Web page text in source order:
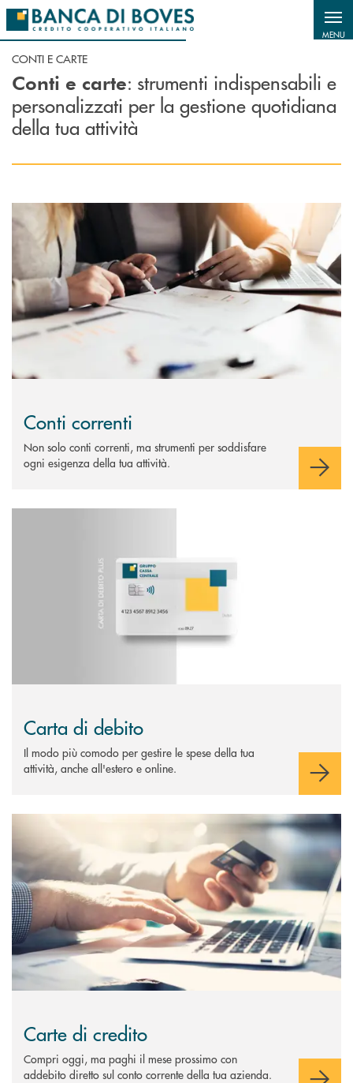
Salta al contenuto principale
MENU
CONTI E CARTE
Conti e carte: strumenti indispensabili e
personalizzati per la gestione quotidiana
della tua attività
Scopri di più Conti correnti
Conti correnti
Non solo conti correnti, ma strumenti per soddisfare
ogni esigenza della tua attività.
Carta di debito
Il modo più comodo per gestire le spese della tua
attività, anche all'estero e online.
Carte di credito
Compri oggi, ma paghi il mese prossimo con
addebito diretto sul conto corrente della tua azienda.